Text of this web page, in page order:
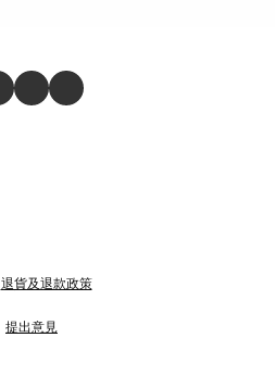
退貨及退款政策
提出意見